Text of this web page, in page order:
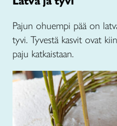
Pajun ohuempi pää on
tyvi. Tyvestä kasvit ovat
paju katkaistaan.